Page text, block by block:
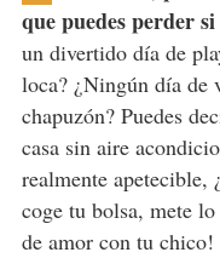
que puedes perder
un divertido día de
loca? ¿Ningún día de
chapuzón? Puedes
casa sin aire
realmente apetecible,
coge tu bolsa, mete
de amor con tu chico!